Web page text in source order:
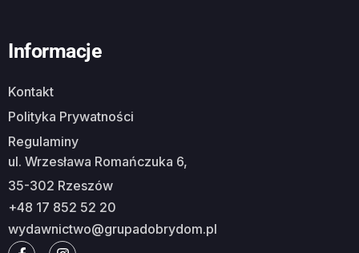
Informacje
Kontakt
Polityka Prywatności
Regulaminy
ul. Wrzesława Romańczuka 6,
35-302 Rzeszów
+48 17 852 52 20
wydawnictwo@grupadobrydom.pl